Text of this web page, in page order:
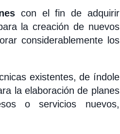
con el fin de adquirir
la creación de nuevos
considerablemente los
existentes, de índole
la elaboración de planes
o servicios nuevos,